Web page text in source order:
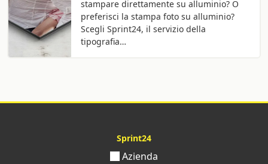
stampare direttamente su alluminio? O
preferisci la stampa foto su alluminio?
Scegli Sprint24, il servizio della
tipografia…
Sprint24
Azienda